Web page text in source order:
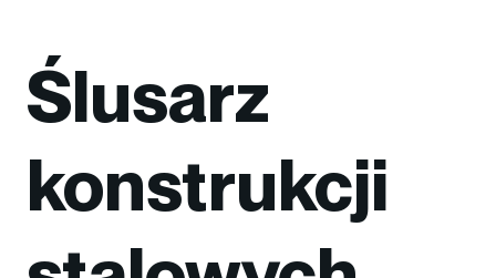
Ślusarz
konstrukcji